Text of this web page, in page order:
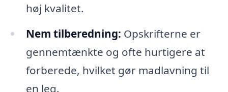
høj kvalitet.
Nem tilberedning: Opskrifterne er
gennemtænkte og ofte hurtigere at
forberede, hvilket gør madlavning til
en leg.